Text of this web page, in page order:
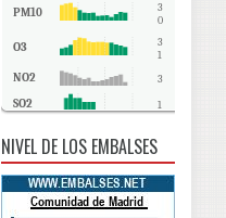
PM10
3
0
O3
3
1
NO2 3
SO2 1
NIVEL DE LOS EMBALSES